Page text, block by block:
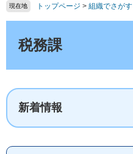
す。
し
へ
現在地 トップページ > 組織でさがす
税務課
新着情報